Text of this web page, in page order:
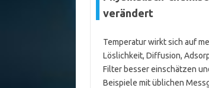
verändert
Temperatur wirkt sich auf
Löslichkeit, Diffusion,
Filter besser einschätzen
Beispiele mit üblichen